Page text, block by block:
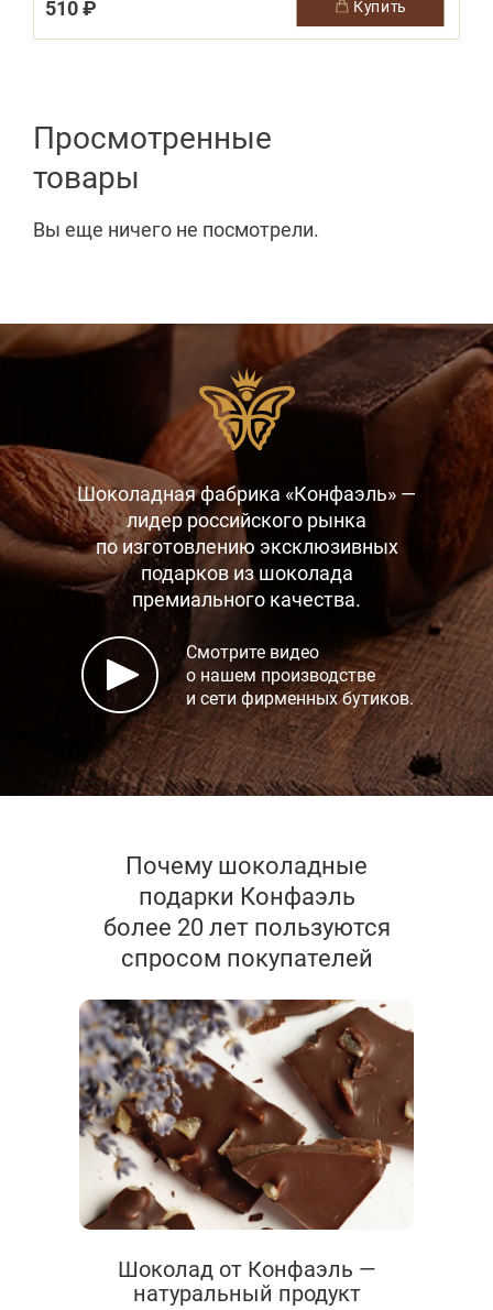
510 ₽ купить
Просмотренные
товары
Вы еще ничего не посмотрели.
Шоколадная фабрика «Конфаэль» —
лидер российского рынка
по изготовлению эксклюзивных
подарков из шоколада
премиального качества.
Смотрите видео
о нашем производстве
и сети фирменных бутиков.
Почему шоколадные
подарки Конфаэль
более 20 лет пользуются
спросом покупателей
Шоколад от Конфаэль —
натуральный продукт